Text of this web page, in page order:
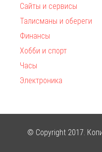
Сайты и сервисы
Талисманы и обереги
Финансы
Хобби и спорт
Часы
Электроника
© Copyright 2017.